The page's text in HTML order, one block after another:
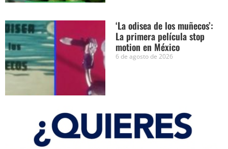
‘La odisea de los muñecos’:
La primera película stop
motion en México
6 de agosto de 2026